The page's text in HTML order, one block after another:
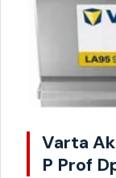
Varta
P Prof